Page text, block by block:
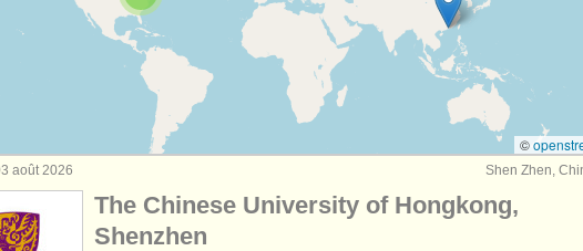
enseignement: chef de chœur
masterclass direction d'orchestre / chefs d’orchestre (59)
courses: chef d'orchestre
prix: chef de chant (1)
©
Shen Zhen,
août 2026
The Chinese University of Hongkong,
Shenzhen